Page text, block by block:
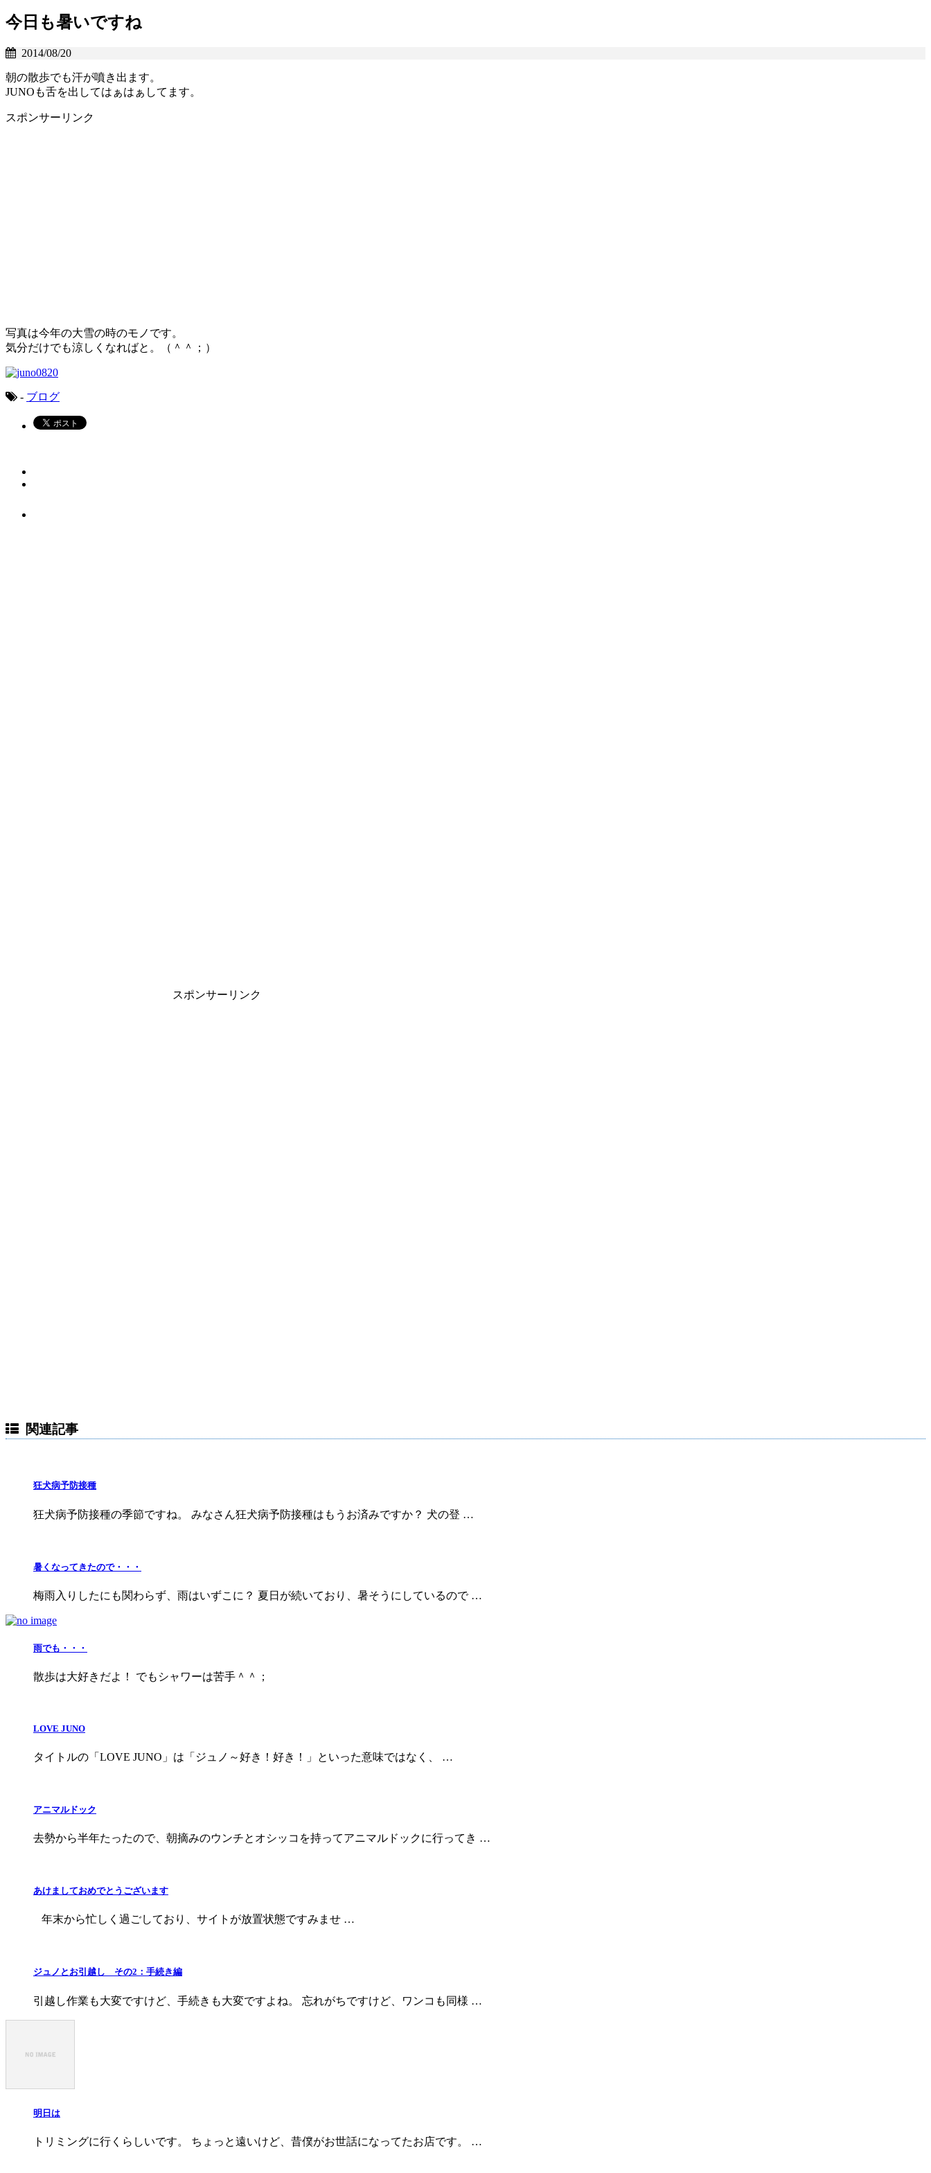
今日も暑いですね
2014/08/20
朝の散歩でも汗が噴き出ます。
JUNOも舌を出してはぁはぁしてます。
スポンサーリンク
写真は今年の大雪の時のモノです。
気分だけでも涼しくなればと。（＾＾；）
- ブログ
スポンサーリンク
関連記事
狂犬病予防接種
狂犬病予防接種の季節ですね。 みなさん狂犬病予防接種はもうお済みですか？ 犬の登 …
暑くなってきたので・・・
梅雨入りしたにも関わらず、雨はいずこに？ 夏日が続いており、暑そうにしているので …
雨でも・・・
散歩は大好きだよ！ でもシャワーは苦手＾＾；
LOVE JUNO
タイトルの「LOVE JUNO」は「ジュノ～好き！好き！」といった意味ではなく、 …
アニマルドック
去勢から半年たったので、朝摘みのウンチとオシッコを持ってアニマルドックに行ってき …
あけましておめでとうございます
年末から忙しく過ごしており、サイトが放置状態ですみませ …
ジュノとお引越し その2：手続き編
引越し作業も大変ですけど、手続きも大変ですよね。 忘れがちですけど、ワンコも同様 …
明日は
トリミングに行くらしいです。 ちょっと遠いけど、昔僕がお世話になってたお店です。 …